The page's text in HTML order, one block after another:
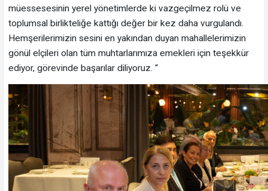
müessesesinin yerel yönetimlerde ki vazgeçilmez rolü ve
toplumsal birlikteliğe kattığı değer bir kez daha vurgulandı.
Hemşerilerimizin sesini en yakından duyan mahallelerimizin
gönül elçileri olan tüm muhtarlarımıza emekleri için teşekkür
ediyor, görevinde başarılar diliyoruz. “